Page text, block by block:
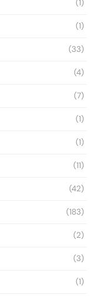
(1)
(1)
(33)
(4)
(7)
(1)
(1)
(11)
(42)
(183)
(2)
(3)
(1)